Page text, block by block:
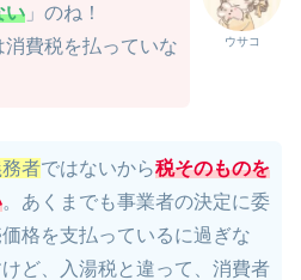
ウサコ
い 」のね！
費税を払っていな
者ではないから税そのものを
。あくまでも事業者の決定に委
格を支払っているに過ぎな
ど、入湯税と違って、消費者